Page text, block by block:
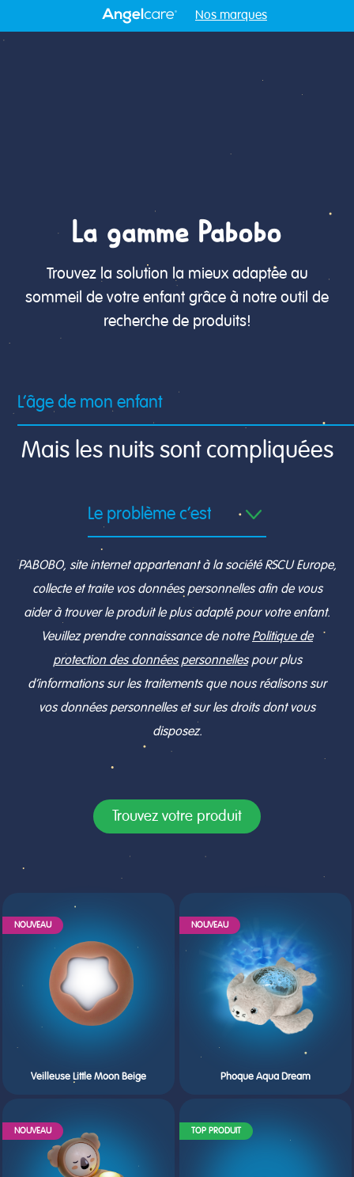
Nos marques
La gamme Pabobo
Trouvez la solution la mieux adaptée au
sommeil de votre enfant grâce à notre outil de
recherche de produits!
Mais les nuits sont compliquées
PABOBO, site internet appartenant à la société RSCU Europe,
collecte et traite vos données personnelles afin de vous
aider à trouver le produit le plus adapté pour votre enfant.
Veuillez prendre connaissance de notrePolitique de
protection des données personnellespour plus
d’informations sur les traitements que nous réalisons sur
vos données personnelles et sur les droits dont vous
disposez.
Trouvez votre produit
NOUVEAU
Veilleuse Little Moon Beige
NOUVEAU
Phoque Aqua Dream
NOUVEAU TOP PRODUIT